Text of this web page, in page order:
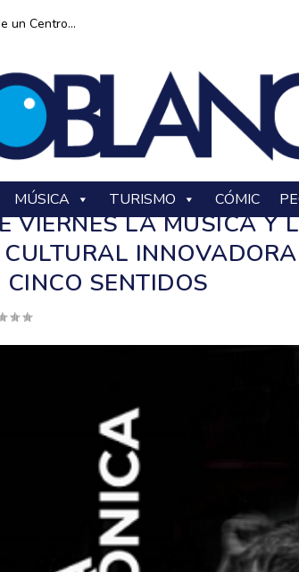
un Centro...
MÚSICA TURISMO CÓMIC
VIERNES LA MÚSICA Y
SENTIDOS